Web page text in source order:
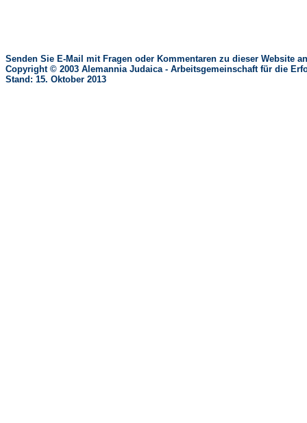
Senden Sie E-Mail mit Fragen oder Kommentaren zu dieser Website
Copyright © 2003 Alemannia Judaica - Arbeitsgemeinschaft für die
Stand: 15. Oktober 2013